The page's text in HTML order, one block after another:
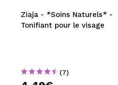
Ziaja - *Soins Naturels* -
Tonifiant pour le visage
(7)